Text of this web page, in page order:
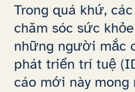
Trong quá khứ,
chăm sóc sức
những người mắc
phát triển trí tuệ
cáo mới này mong